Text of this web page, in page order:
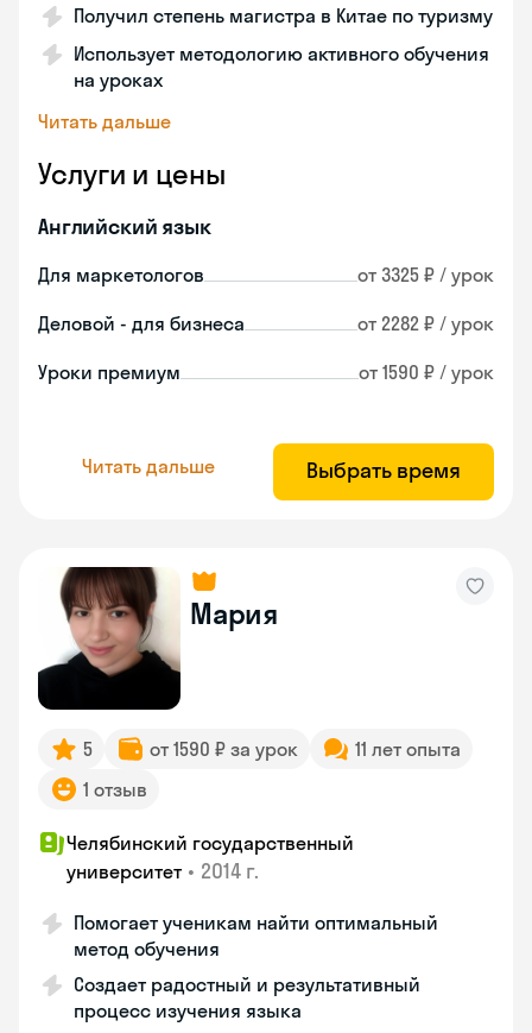
Получил степень магистра в Китае по туризму
Использует методологию активного обучения
на уроках
Читать дальше
Услуги и цены
Английский язык
Для маркетологов от 3325 ₽ / урок
Деловой - для бизнеса от 2282 ₽ / урок
Уроки премиум от 1590 ₽ / урок
Читать дальше Выбрать время
Мария
5 от 1590 ₽ за урок
11 лет опыта
1 отзыв
Челябинский государственный
университет • 2014 г.
Помогает ученикам найти оптимальный
метод обучения
Создает радостный и результативный
процесс изучения языка